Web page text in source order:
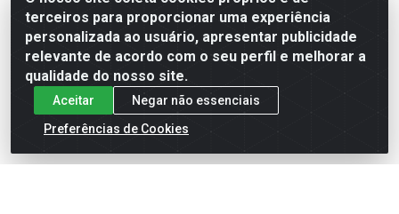
terceiros para proporcionar uma experiência
personalizada ao usuário, apresentar publicidade
relevante de acordo com o seu perfil e melhorar a
qualidade do nosso site.
Aceitar
Negar não essenciais
Preferências de Cookies
Formas de Pagamento